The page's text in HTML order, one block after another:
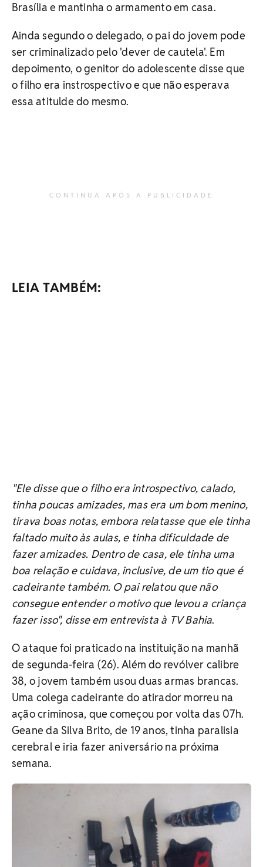
Brasília e mantinha o armamento em casa.
Ainda segundo o delegado, o pai do jovem pode
ser criminalizado pelo 'dever de cautela'. Em
depoimento, o genitor do adolescente disse que
o filho era instrospectivo e que não esperava
essa atitulde do mesmo.
CONTINUA APÓS A PUBLICIDADE
LEIA TAMBÉM:
"Ele disse que o filho era introspectivo, calado,
tinha poucas amizades, mas era um bom menino,
tirava boas notas, embora relatasse que ele tinha
faltado muito às aulas, e tinha dificuldade de
fazer amizades. Dentro de casa, ele tinha uma
boa relação e cuidava, inclusive, de um tio que é
cadeirante também. O pai relatou que não
consegue entender o motivo que levou a criança
fazer isso", disse em entrevista à TV Bahia.
O ataque foi praticado na instituição na manhã
de segunda-feira (26). Além do revólver calibre
38, o jovem também usou duas armas brancas.
Uma colega cadeirante do atirador morreu na
ação criminosa, que começou por volta das 07h.
Geane da Silva Brito, de 19 anos, tinha paralisia
cerebral e iria fazer aniversário na próxima
semana.